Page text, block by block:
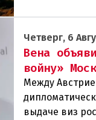
Четверг, 6
Вена
войну»
Между
выдаче виз